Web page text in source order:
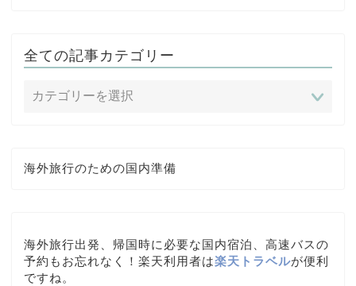
全ての記事カテゴリー
海外旅行のための国内準備
海外旅行出発、帰国時に必要な国内宿泊、高速バスの
予約もお忘れなく！楽天利用者は楽天トラベルが便利
ですね。